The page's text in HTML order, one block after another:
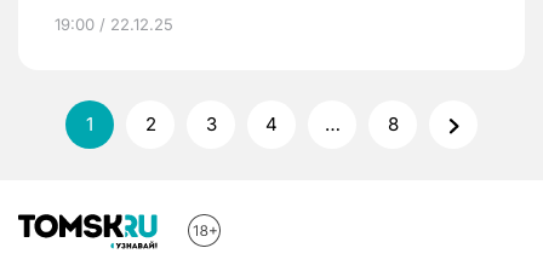
19:00 / 22.12.25
1 2 3 4 … 8